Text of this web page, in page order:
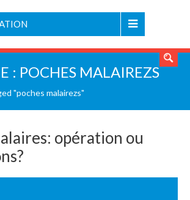
: POCHES MALAIREZS
"poches malairezs"
opération ou